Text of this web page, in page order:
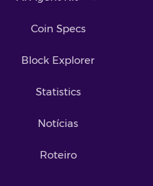
Coin Specs
Block Explorer
Statistics
Notícias
Roteiro